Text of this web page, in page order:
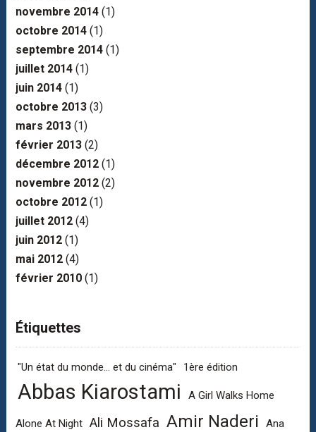
novembre 2014(1)
octobre 2014(1)
septembre 2014(1)
juillet 2014(1)
juin 2014(1)
octobre 2013(3)
mars 2013(1)
février 2013(2)
décembre 2012(1)
novembre 2012(2)
octobre 2012(1)
juillet 2012(4)
juin 2012(1)
mai 2012(4)
février 2010(1)
Étiquettes
"Un état du monde... et du cinéma" 1ère édition
Abbas Kiarostami A Girl Walks Home
Alone At Night Ali Mossafa Amir Naderi
Ana